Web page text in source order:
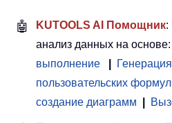
🤖 KUTOOLS AI Помощник:
анализ данных на основе:
выполнение
пользовательских формул
создание диаграмм